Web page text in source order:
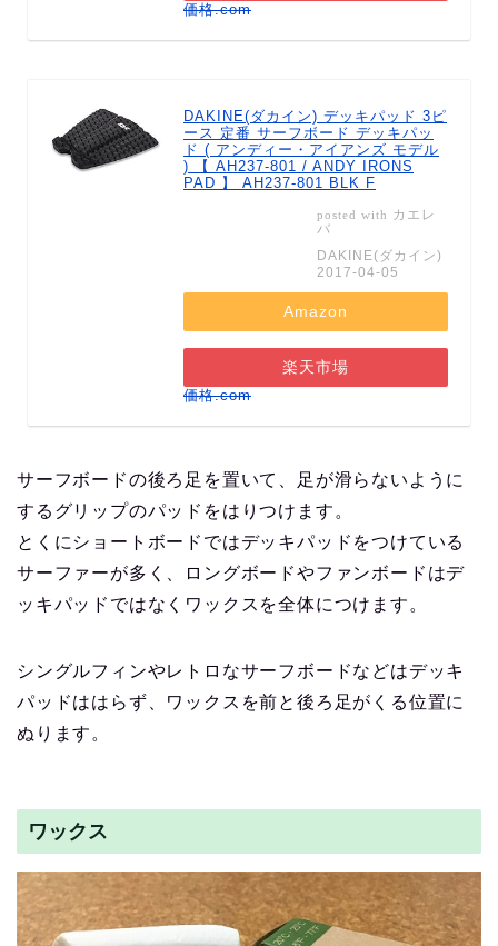
価格.com
DAKINE(ダカイン) デッキパッド 3ピ
ース 定番 サーフボード デッキパッ
ド ( アンディー・アイアンズ モデル
) 【 AH237-801 / ANDY IRONS
PAD 】 AH237-801 BLK F
posted with カエレ
バ
DAKINE(ダカイン)
2017-04-05
Amazon
楽天市場
価格.com
サーフボードの後ろ足を置いて、足が滑らないように
するグリップのパッドをはりつけます。
とくにショートボードではデッキパッドをつけている
サーファーが多く、ロングボードやファンボードはデ
ッキパッドではなくワックスを全体につけます。
シングルフィンやレトロなサーフボードなどはデッキ
パッドははらず、ワックスを前と後ろ足がくる位置に
ぬります。
ワックス